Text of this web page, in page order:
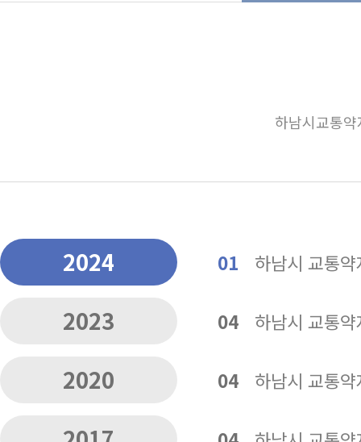
하남시교통
2024
2023
2020
01 하남시 교통
04 하남시 교통
04 하남시 교통